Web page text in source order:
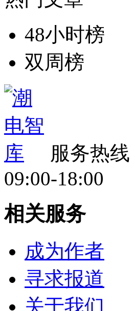
48小时榜
双周榜
服务热线
09:00-18:00
相关服务
成为作者
寻求报道
关于我们